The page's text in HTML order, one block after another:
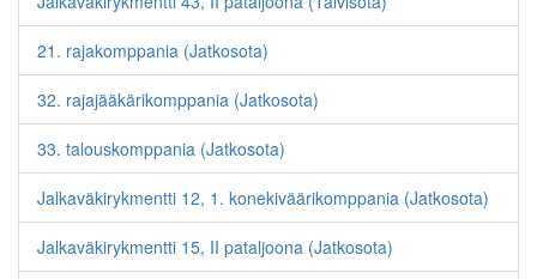
21. rajakomppania (Jatkosota)
32. rajajääkärikomppania (Jatkosota)
33. talouskomppania (Jatkosota)
Jalkaväkirykmentti 12, 1. konekiväärikomppania (Jatkosota)
Jalkaväkirykmentti 15, II pataljoona (Jatkosota)